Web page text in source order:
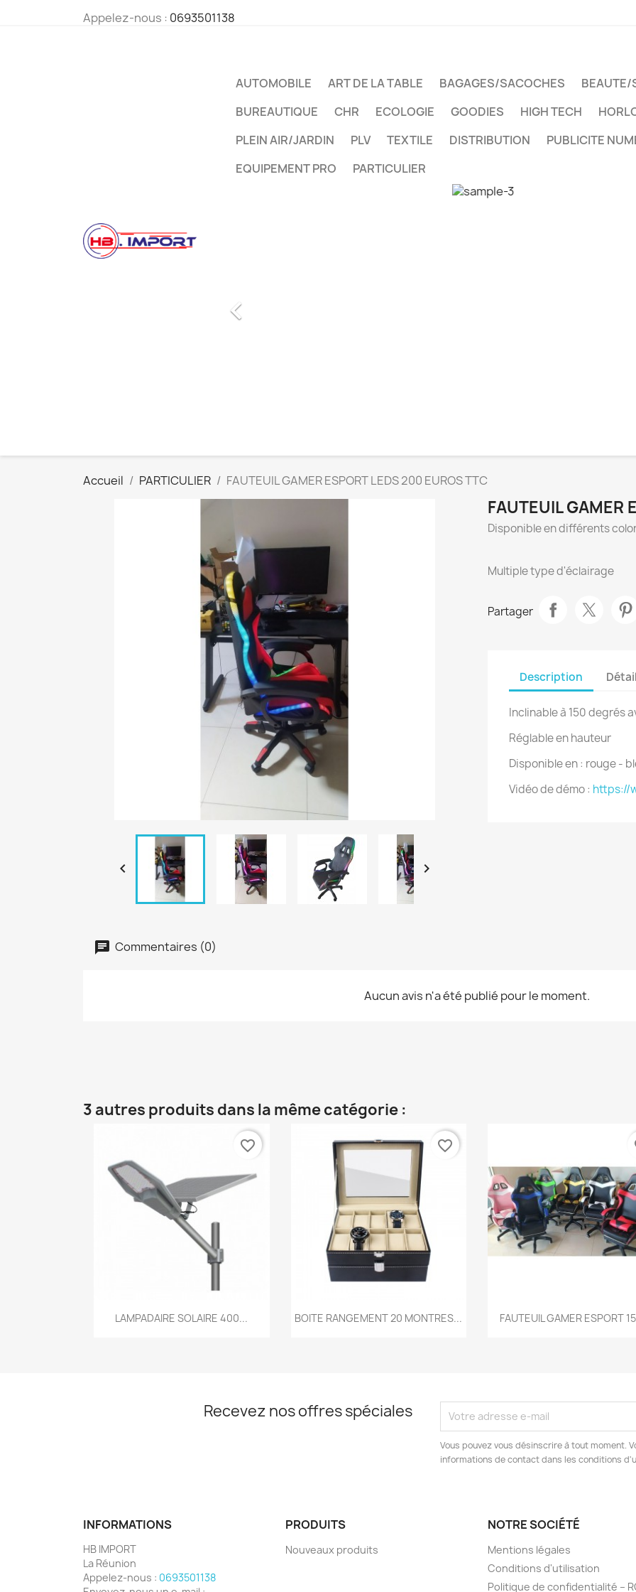
Appelez-nous : 0693501138
AUTOMOBILE ART DE LA TABLE BAGAGES/SACOCHES BEAUTE/
BUREAUTIQUE
CHR ECOLOGIE GOODIES HIGH TECH
PLEIN AIR/JARDIN
PLV TEXTILE DISTRIBUTION PUBLICITE
EQUIPEMENT PRO
PARTICULIER

Accueil PARTICULIER FAUTEUIL GAMER ESPORT LEDS 200 EUROS TTC
 
FAUTEUIL GAMER
Disponible en différents
Multiple type d'éclairage
Partager
Description
Inclinable à 150 degrés
Réglable en hauteur
Disponible en : rouge -
Vidéo de démo : https://
Commentaires (0)
Aucun avis n'a été publié pour le moment.
3 autres produits dans la même catégorie :
Aperçu rapide
LAMPADAIRE SOLAIRE 400...
favorite_border
Aperçu rapide
BOITE RANGEMENT 20 MONTRES...
favorite_border
 Aperçu rapide
FAUTEUIL GAMER ESPORT
Recevez nos offres spéciales
Vous pouvez vous désinscrire à tout moment.
informations de contact dans les conditions
INFORMATIONS
HB IMPORT
La Réunion
Appelez-nous : 0693501138
PRODUITS
Nouveaux produits
NOTRE SOCIÉTÉ
Mentions légales
Conditions d'utilisation
Politique de confidentialité –